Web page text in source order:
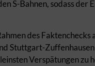
S-Bahnen, sodass
des
Stuttgart-
Verspätungen zu